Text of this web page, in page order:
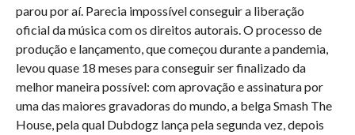
parou por aí. Parecia impossível conseguir a liberação
oficial da música com os direitos autorais. O processo de
produção e lançamento, que começou durante a pandemia,
levou quase 18 meses para conseguir ser finalizado da
melhor maneira possível: com aprovação e assinatura por
uma das maiores gravadoras do mundo, a belga Smash The
House, pela qual Dubdogz lança pela segunda vez, depois